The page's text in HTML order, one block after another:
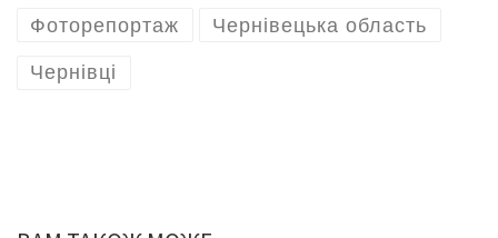
Фоторепортаж Чернівецька область
Чернівці